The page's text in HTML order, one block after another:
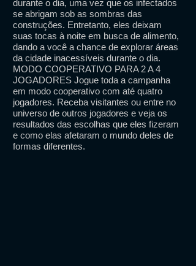
durante o dia, uma vez que os infectados
se abrigam sob as sombras das
construções. Entretanto, eles deixam
suas tocas à noite em busca de alimento,
dando a você a chance de explorar áreas
da cidade inacessíveis durante o dia.
MODO COOPERATIVO PARA 2 A 4
JOGADORES Jogue toda a campanha
em modo cooperativo com até quatro
jogadores. Receba visitantes ou entre no
universo de outros jogadores e veja os
resultados das escolhas que eles fizeram
e como elas afetaram o mundo deles de
formas diferentes.